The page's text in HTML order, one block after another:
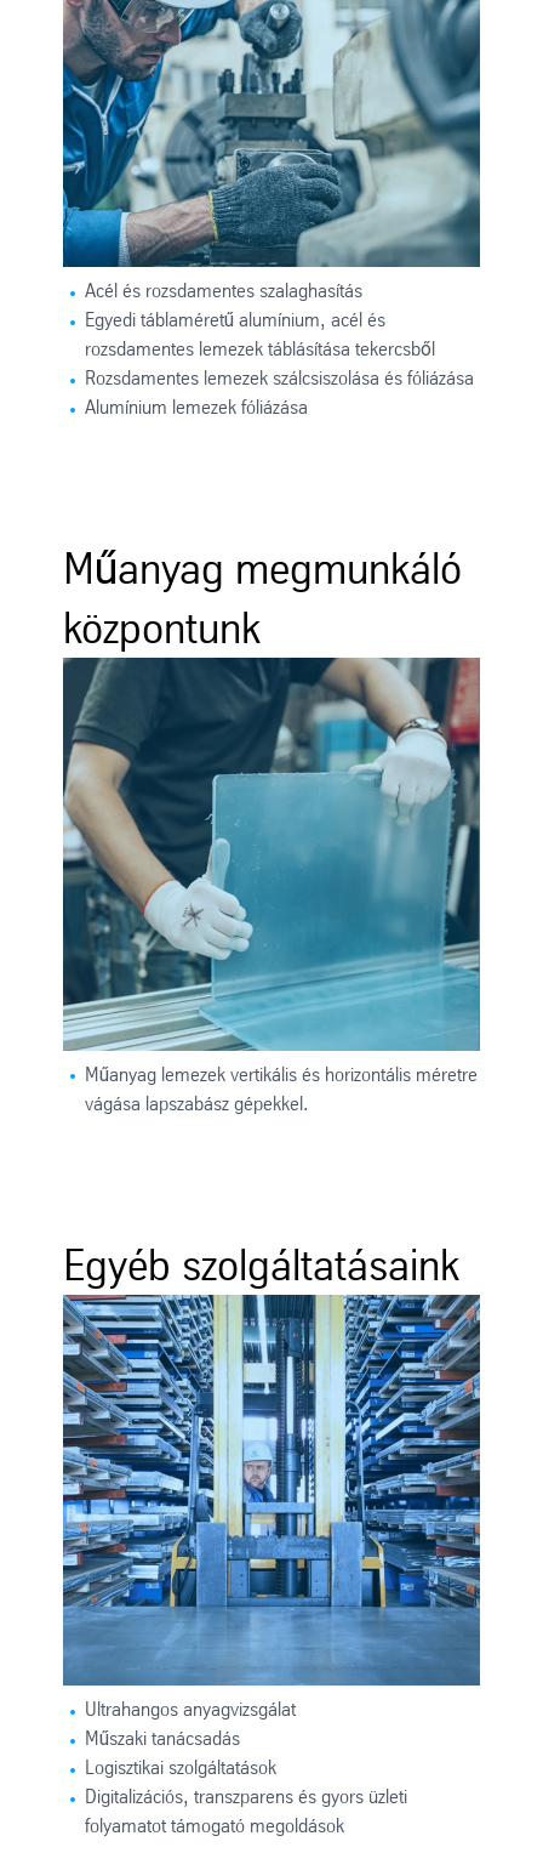
Acél és rozsdamentes szalaghasítás
Egyedi táblaméretű alumínium, acél és
rozsdamentes lemezek táblásítása tekercsből
Rozsdamentes lemezek szálcsiszolása és fóliázása
Alumínium lemezek fóliázása
Műanyag megmunkáló
központunk
Műanyag lemezek vertikális és horizontális méretre
vágása lapszabász gépekkel.
Egyéb szolgáltatásaink
Ultrahangos anyagvizsgálat
Műszaki tanácsadás
Logisztikai szolgáltatások
Digitalizációs, transzparens és gyors üzleti
folyamatot támogató megoldások